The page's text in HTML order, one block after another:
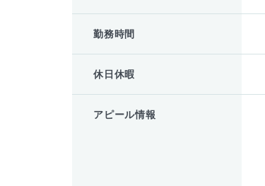
勤務時間
休日休暇
アピール情報